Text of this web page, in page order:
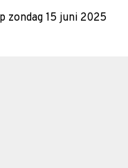
zondag 15 juni 2025